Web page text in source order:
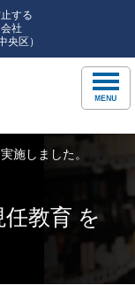
する
社
央区）
施しました。
教育 を